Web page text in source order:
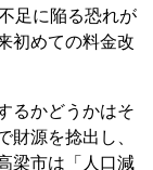
足に陥る恐れが
初めての料金改
るかどうかはそ
財源を捻出し、
梁市は「人口減